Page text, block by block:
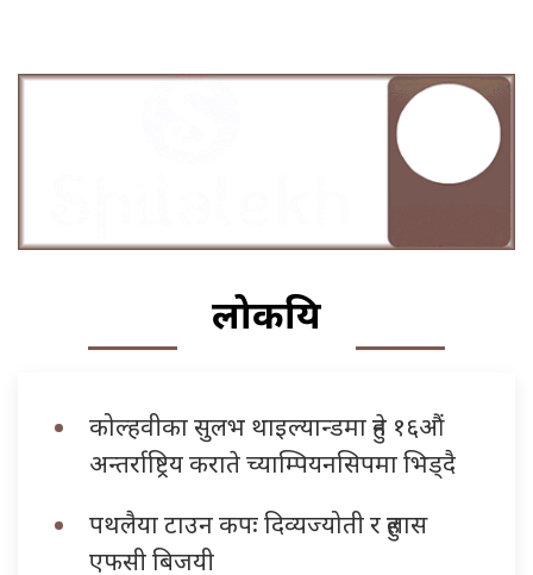
लोकप्रिय
कोल्हवीका सुलभ थाइल्यान्डमा हुने १६औं
अन्तर्राष्ट्रिय कराते च्याम्पियनसिपमा भिड्दै
पथलैया टाउन कपः दिव्यज्योती र हुलास
एफसी बिजयी